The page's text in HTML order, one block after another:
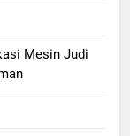
Mesin Judi